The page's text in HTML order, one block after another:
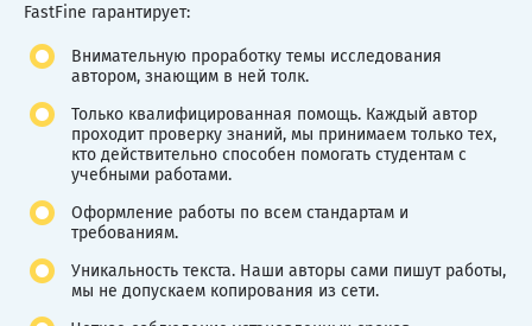
FastFine гарантирует:
Внимательную проработку темы исследования
автором, знающим в ней толк.
Только квалифицированная помощь. Каждый автор
проходит проверку знаний, мы принимаем только тех,
кто действительно способен помогать студентам с
учебными работами.
Оформление работы по всем стандартам и
требованиям.
Уникальность текста. Наши авторы сами пишут работы,
мы не допускаем копирования из сети.